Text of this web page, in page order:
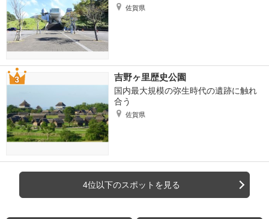
佐賀県
吉野ヶ里歴史公園
国内最大規模の弥生時代の遺跡に触れ
合う
佐賀県
4位以下のスポットを見る